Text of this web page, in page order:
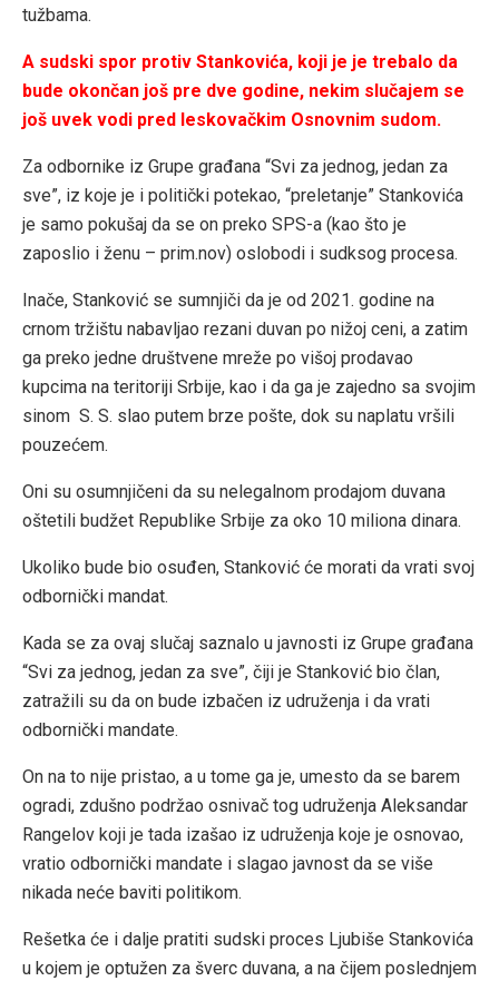
tužbama.
A sudski spor protiv Stankovića, koji je je trebalo da
bude okončan još pre dve godine, nekim slučajem se
još uvek vodi pred leskovačkim Osnovnim sudom.
Za odbornike iz Grupe građana “Svi za jednog, jedan za
sve”, iz koje je i politički potekao, “preletanje” Stankovića
je samo pokušaj da se on preko SPS-a (kao što je
zaposlio i ženu – prim.nov) oslobodi i sudksog procesa.
Inače, Stanković se sumnjiči da je od 2021. godine na
crnom tržištu nabavljao rezani duvan po nižoj ceni, a zatim
ga preko jedne društvene mreže po višoj prodavao
kupcima na teritoriji Srbije, kao i da ga je zajedno sa svojim
sinom S. S. slao putem brze pošte, dok su naplatu vršili
pouzećem.
Oni su osumnjičeni da su nelegalnom prodajom duvana
oštetili budžet Republike Srbije za oko 10 miliona dinara.
Ukoliko bude bio osuđen, Stanković će morati da vrati svoj
odbornički mandat.
Kada se za ovaj slučaj saznalo u javnosti iz Grupe građana
“Svi za jednog, jedan za sve”, čiji je Stanković bio član,
zatražili su da on bude izbačen iz udruženja i da vrati
odbornički mandate.
On na to nije pristao, a u tome ga je, umesto da se barem
ogradi, zdušno podržao osnivač tog udruženja Aleksandar
Rangelov koji je tada izašao iz udruženja koje je osnovao,
vratio odbornički mandate i slagao javnost da se više
nikada neće baviti politikom.
Rešetka će i dalje pratiti sudski proces Ljubiše Stankovića
u kojem je optužen za šverc duvana, a na čijem poslednjem